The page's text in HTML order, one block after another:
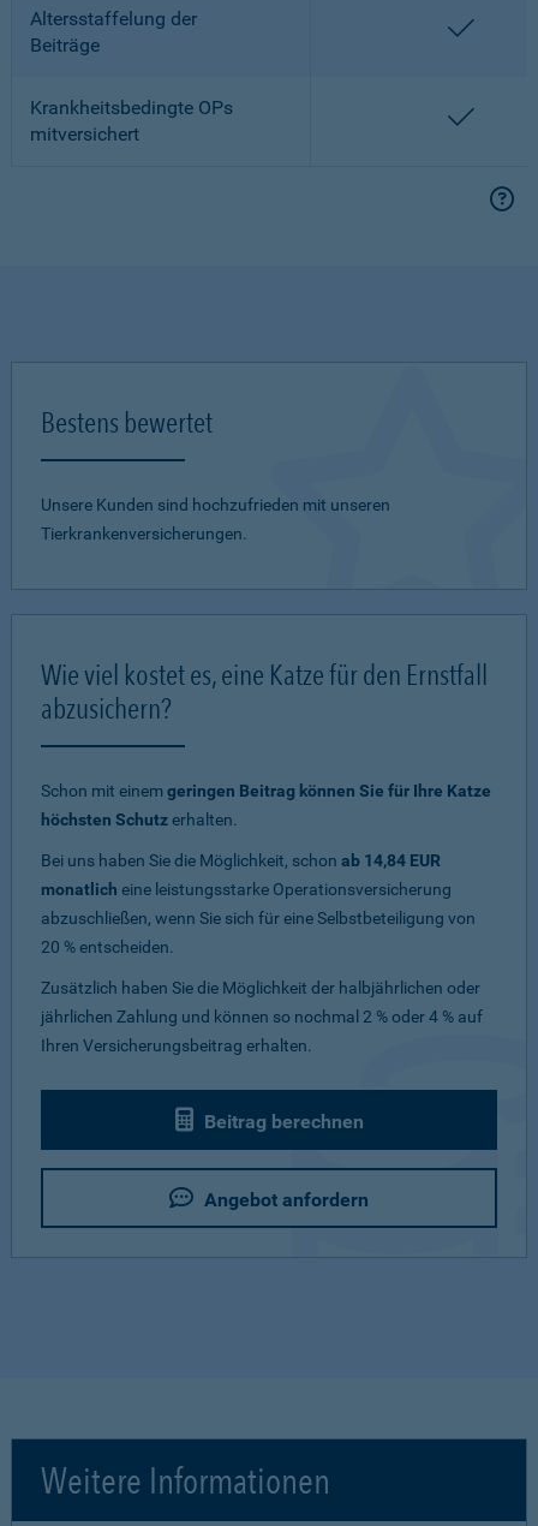
Altersstaffelung der
Beiträge
Krankheitsbedingte OPs
mitversichert
Bestens bewertet
Unsere Kunden sind hochzufrieden mit unseren
Tierkrankenversicherungen.
Wie viel kostet es, eine Katze für den Ernstfall
abzusichern?
Schon mit einemgeringen Beitrag können Sie für Ihre Katze
höchsten Schutzerhalten.
Bei uns haben Sie die Möglichkeit, schon ab 14,84 EUR
monatlich eine leistungsstarke Operationsversicherung
abzuschließen, wenn Sie sich für eine Selbstbeteiligung von
20 % entscheiden.
Zusätzlich haben Sie die Möglichkeit der halbjährlichen oder
jährlichen Zahlung und können so nochmal 2 % oder 4 % auf
Ihren Versicherungsbeitrag erhalten.
Beitrag berechnen
Angebot anfordern
Weitere Informationen